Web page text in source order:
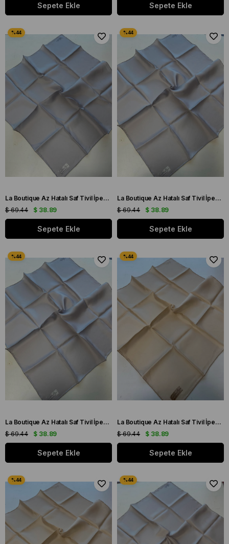
Sepete Ekle Sepete Ekle
La Boutique Az Hatalı Saf Tivil İpek Eşarp Gümüş Gri Düz Renk
$ 38.89
$ 69.44
Sepete Ekle
La Boutique Az Hatalı Saf Tivil İpek Eşarp Gümüş Gri Düz Renk
$ 38.89
$ 69.44
Sepete Ekle
La Boutique Az Hatalı Saf Tivil İpek Eşarp Gümüş Gri Düz Renk
$ 38.89
$ 69.44
Sepete Ekle
La Boutique Az Hatalı Saf Tivil İpek Eşarp Kemik Düz Renk
$ 38.89
$ 69.44
Sepete Ekle